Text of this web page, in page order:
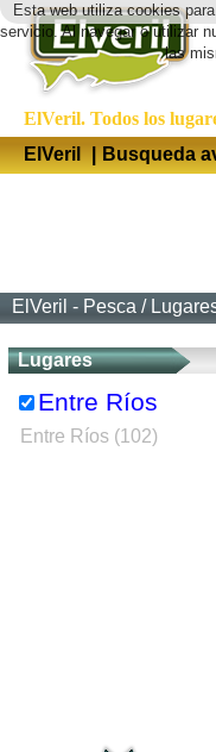
Esta web utiliza cookies
servicio. Al navegar o utilizar
las
ElVeril. Todos los
ElVeril
| Busqueda
ElVeril - Pesca /
Lugares
Entre Ríos
Entre Ríos (102)